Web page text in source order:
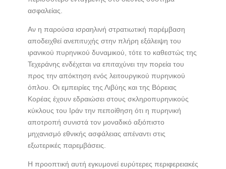
ασφαλείας.
Αν η παρούσα ισραηλινή στρατιωτική παρέμβαση
αποδειχθεί ανεπιτυχής στην πλήρη εξάλειψη του
ιρανικού πυρηνικού δυναμικού, τότε το καθεστώς της
Τεχεράνης ενδέχεται να επιταχύνει την πορεία του
προς την απόκτηση ενός λειτουργικού πυρηνικού
όπλου. Οι εμπειρίες της Λιβύης και της Βόρειας
Κορέας έχουν εδραιώσει στους σκληροπυρηνικούς
κύκλους του Ιράν την πεποίθηση ότι η πυρηνική
αποτροπή συνιστά τον μοναδικό αξιόπιστο
μηχανισμό εθνικής ασφάλειας απέναντι στις
εξωτερικές παρεμβάσεις.
Η προοπτική αυτή εγκυμονεί ευρύτερες περιφερειακές